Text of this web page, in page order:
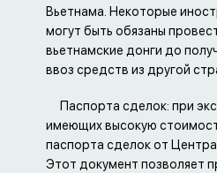
Вьетнама. Некоторые
могут быть обязаны
вьетнамские донги до
ввоз средств из другой
Паспорта сделок: при
имеющих высокую
паспорта сделок от
Этот документ позволяет